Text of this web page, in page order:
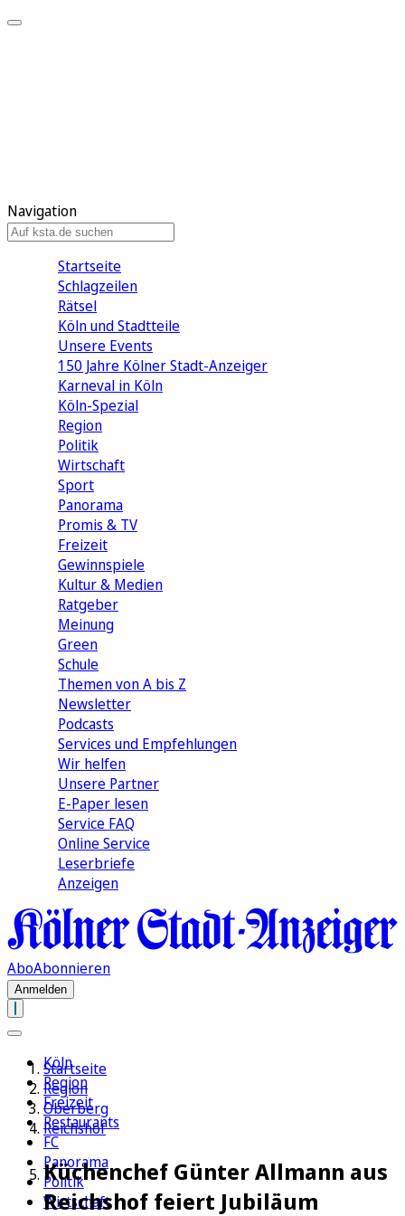
Navigation
Startseite
Schlagzeilen
Rätsel
Köln und Stadtteile
Unsere Events
150 Jahre Kölner Stadt-Anzeiger
Karneval in Köln
Köln-Spezial
Region
Politik
Wirtschaft
Sport
Panorama
Promis & TV
Freizeit
Gewinnspiele
Kultur & Medien
Ratgeber
Meinung
Green
Schule
Themen von A bis Z
Newsletter
Podcasts
Services und Empfehlungen
Wir helfen
Unsere Partner
E-Paper lesen
Service FAQ
Online Service
Leserbriefe
Anzeigen
AboAbonnieren
Anmelden
Köln
Region
Freizeit
Restaurants
FC
Panorama
Politik
Wirtschaft
Startseite
Region
Oberberg
Reichshof
Küchenchef Günter Allmann aus
Reichshof feiert Jubiläum